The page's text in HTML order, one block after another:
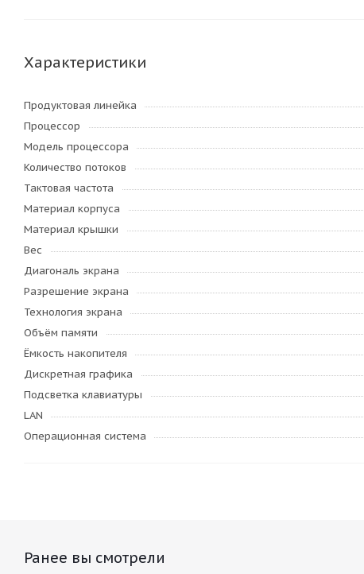
Характеристики
Продуктовая линейка
Процессор
Модель процессора
Количество потоков
Тактовая частота
Материал корпуса
Материал крышки
Вес
Диагональ экрана
Разрешение экрана
Технология экрана
Объём памяти
Ёмкость накопителя
Дискретная графика
Подсветка клавиатуры
LAN
Операционная система
Ранее вы смотрели